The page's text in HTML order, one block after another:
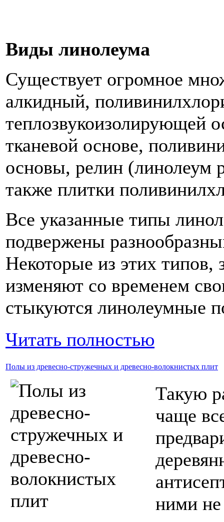
Виды линолеума
Существует огромное
алкидный,
теплозвукоизолирующей
тканевой основе,
основы, релин (линолеум
также плитки
Все указанные типы
подвержены
Некоторые из этих типов,
изменяют со временем
стыкуются линолеумные
Читать полностью
Полы из древесно-стружечных и древесно-волокнистых плит
Такую
чаще
ними